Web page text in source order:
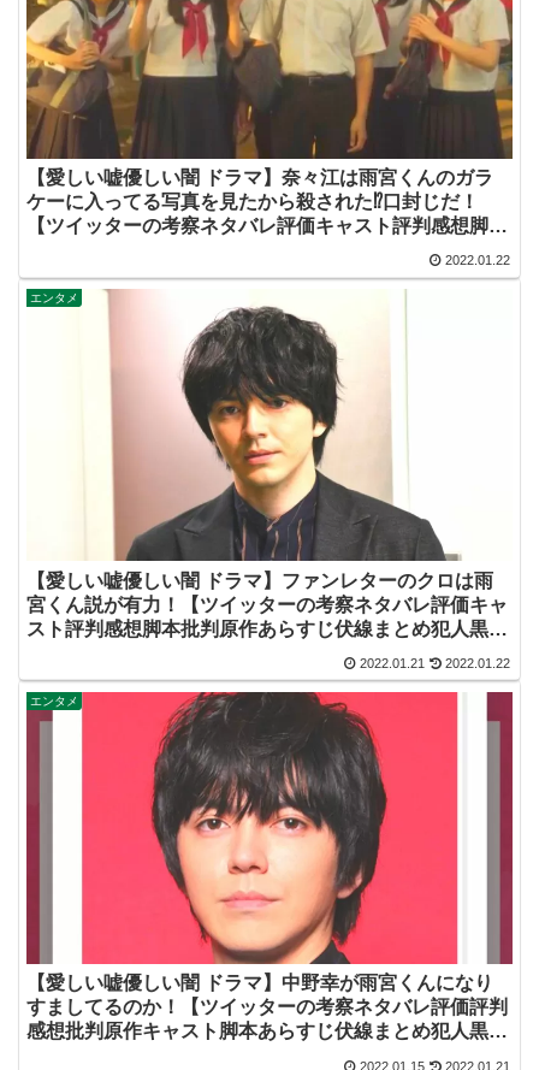
【愛しい嘘優しい闇 ドラマ】奈々江は雨宮くんのガラ
ケーに入ってる写真を見たから殺された⁉口封じだ！
【ツイッターの考察ネタバレ評価キャスト評判感想脚本
批判原作あらすじ伏線まとめ犯人黒幕・いとうそ・新川
優愛】
2022.01.22
エンタメ
【愛しい嘘優しい闇 ドラマ】ファンレターのクロは雨
宮くん説が有力！【ツイッターの考察ネタバレ評価キャ
スト評判感想脚本批判原作あらすじ伏線まとめ犯人黒
2022.01.21 2022.01.22
エンタメ
【愛しい嘘優しい闇 ドラマ】中野幸が雨宮くんになり
すましてるのか！【ツイッターの考察ネタバレ評価評判
感想批判原作キャスト脚本あらすじ伏線まとめ犯人黒
2022.01.15 2022.01.21